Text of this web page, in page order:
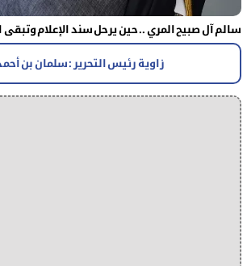
سالم آل صبيح المري .. حين يرحل سند الإعلام
زاوية رئيس التحرير : سلمان بن